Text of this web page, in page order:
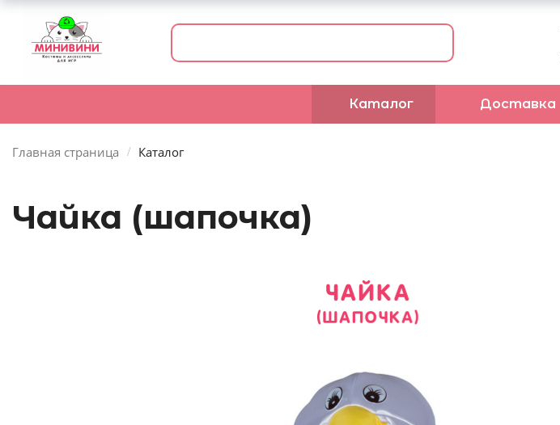
Каталог Доставка
Главная страница Каталог
Чайка (шапочка)